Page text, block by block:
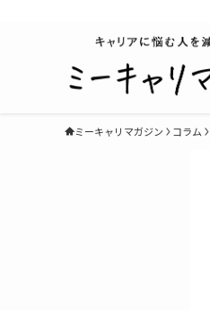
ミーキャリマガジン コラム